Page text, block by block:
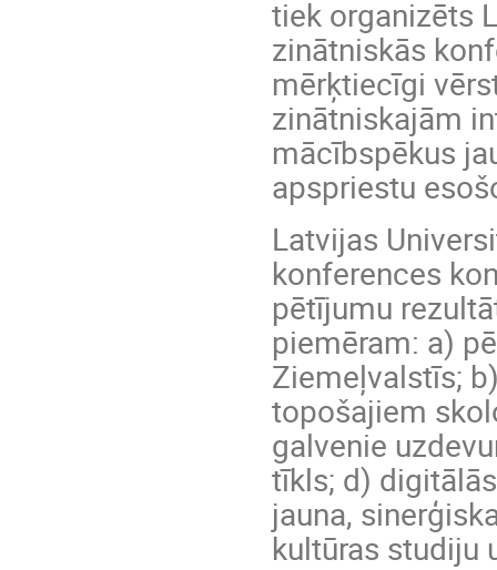
tiek organizēts
zinātniskās
mērķtiecīgi
zinātniskajām
mācībspēkus
apspriestu
Latvijas
konferences
pētījumu
piemēram: a)
Ziemeļvalstīs;
topošajiem
galvenie
tīkls; d)
jauna,
kultūras studiju